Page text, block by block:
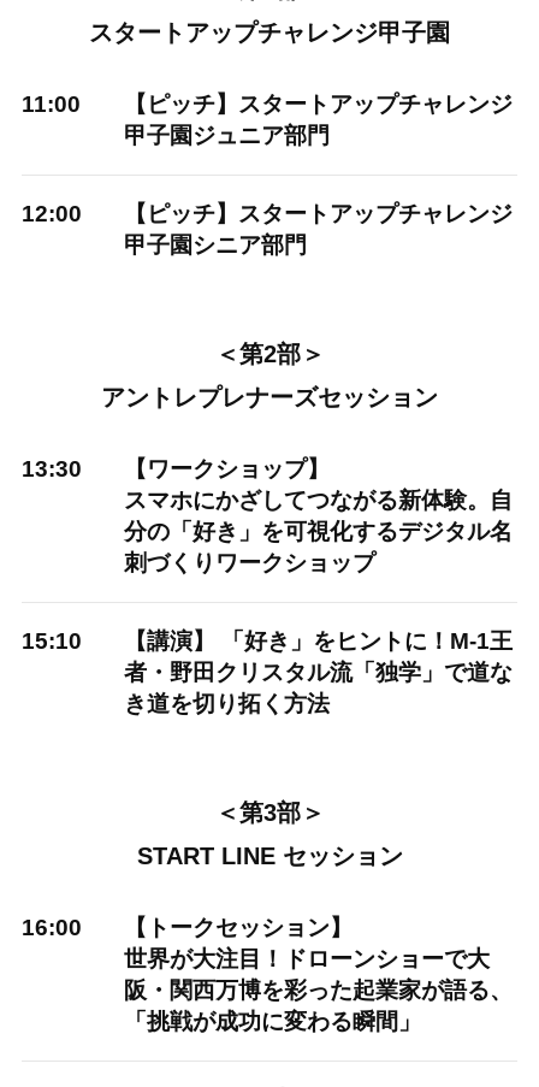
スタートアップチャレンジ甲子園
11:00
【ピッチ】スタートアップチャレンジ
甲子園ジュニア部門
12:00
【ピッチ】スタートアップチャレンジ
甲子園シニア部門
＜第2部＞
アントレプレナーズセッション
13:30
【ワークショップ】
スマホにかざしてつながる新体験。自
分の「好き」を可視化するデジタル名
刺づくりワークショップ
15:10
【講演】 「好き」をヒントに！M-1王
者・野田クリスタル流「独学」で道な
き道を切り拓く方法
＜第3部＞
START LINE セッション
16:00
【トークセッション】
世界が大注目！ドローンショーで大
阪・関西万博を彩った起業家が語る、
「挑戦が成功に変わる瞬間」